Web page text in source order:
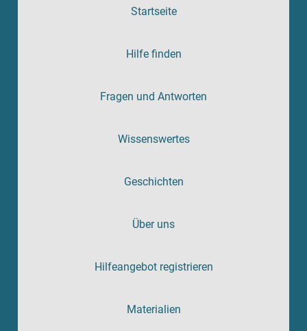
Startseite
Hilfe finden
Fragen und Antworten
Wissenswertes
Geschichten
Über uns
Hilfeangebot registrieren
Materialien